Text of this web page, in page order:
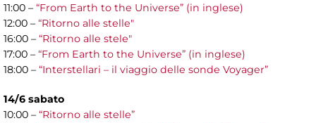
11:00 – “From Earth to the Universe” (in inglese)
12:00 – “Ritorno alle stelle"
16:00 – “Ritorno alle stele"
17:00 – “From Earth to the Universe” (in inglese)
18:00 – “Interstellari – il viaggio delle sonde Voyager”
14/6 sabato
10:00 – “Ritorno alle stelle”